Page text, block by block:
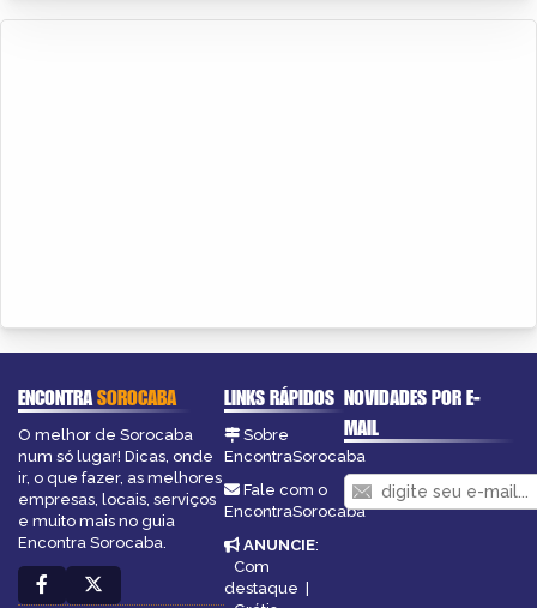
ENCONTRASOROCABA
O melhor de Sorocaba
num só lugar! Dicas, onde
ir, o que fazer, as melhores
empresas, locais, serviços
e muito mais no guia
Encontra Sorocaba.
LINKS RÁPIDOS
Sobre
EncontraSorocaba
Fale com o
EncontraSorocaba
ANUNCIE:
Com
destaque |
NOVIDADES POR E-
MAIL